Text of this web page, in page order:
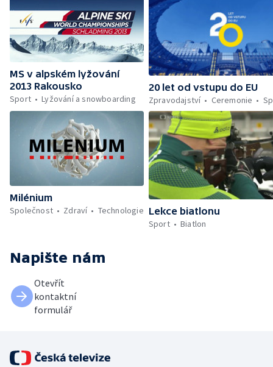
MS v alpském lyžování
2013 Rakousko
Sport
Lyžování a snowboarding
20 let od vstupu do EU
Zpravodajství
Ceremonie
Milénium
Společnost
Zdraví Technologie Lekce biatlonu
Sport
Biatlon
Napište nám
Otevřít
kontaktní
formulář